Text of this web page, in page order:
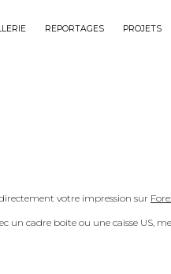
REPORTAGES PROJETS
votre impression sur
un cadre boite ou une caisse US, me